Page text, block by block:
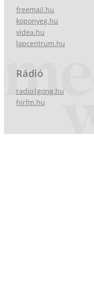
freemail.hu
koponyeg.hu
videa.hu
lapcentrum.hu
Rádió
radio1gong.hu
hirfm.hu